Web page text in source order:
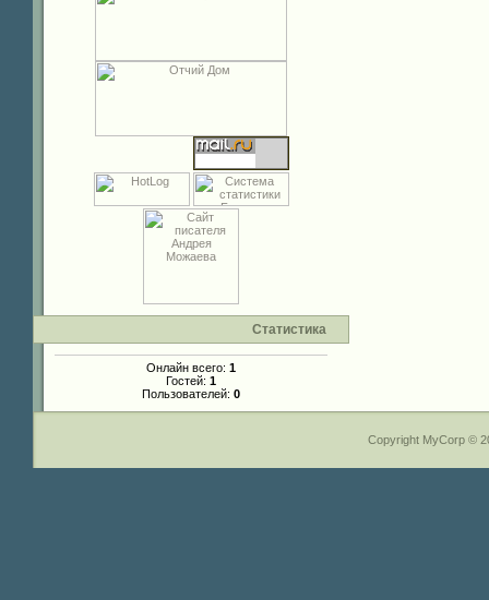
Статистика
Онлайн всего: 1
Гостей: 1
Пользователей: 0
Copyright MyCorp ©